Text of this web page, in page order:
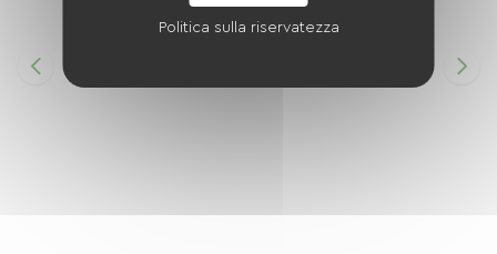
Politica sulla riservatezza